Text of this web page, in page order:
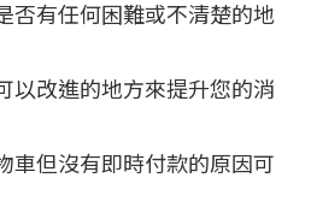
否有任何困難或不清楚的地
以改進的地方來提升您的消
車但沒有即時付款的原因可